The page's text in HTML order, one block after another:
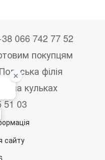
066 742 77 52
покупцям
Польська філія
на кульках
51 03
сайту